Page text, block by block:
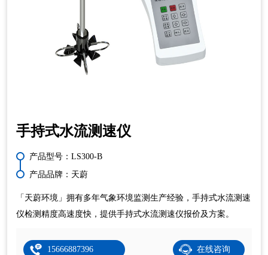
手持式水流测速仪
产品型号：LS300-B
产品品牌：天蔚
「天蔚环境」拥有多年气象环境监测生产经验，手持式水流测速
仪检测精度高速度快，提供手持式水流测速仪报价及方案。
15666887396 在线咨询